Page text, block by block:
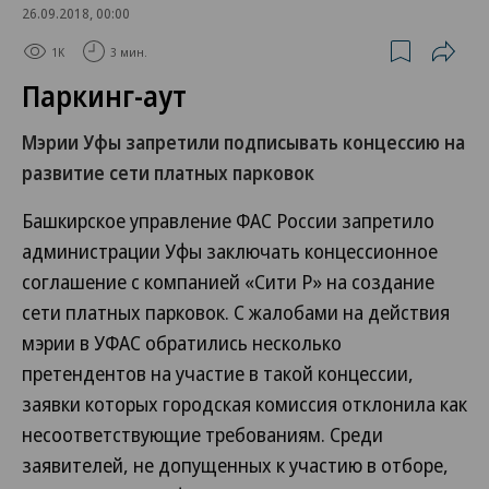
26.09.2018, 00:00
1K 3 мин.
Паркинг-аут
Мэрии Уфы запретили подписывать концессию на
развитие сети платных парковок
Башкирское управление ФАС России запретило
администрации Уфы заключать концессионное
соглашение с компанией «Сити Р» на создание
сети платных парковок. С жалобами на действия
мэрии в УФАС обратились несколько
претендентов на участие в такой концессии,
заявки которых городская комиссия отклонила как
несоответствующие требованиям. Среди
заявителей, не допущенных к участию в отборе,